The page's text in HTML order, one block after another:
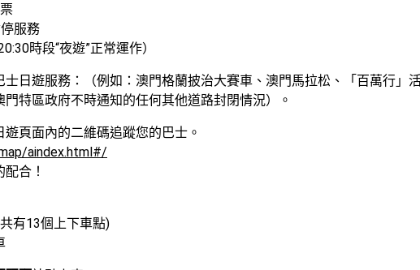
服務
時段“夜遊”正常運作）
日遊服務：（例如：澳門格蘭披治大賽車、澳門馬拉松、「百萬行
特區政府不時通知的任何其他道路封閉情況）。
aindex.html#/
合！
有13個上下車點)